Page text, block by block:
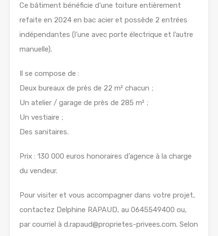
Ce bâtiment bénéficie d’une toiture entièrement
refaite en 2024 en bac acier et possède 2 entrées
indépendantes (l’une avec porte électrique et l’autre
manuelle).
Il se compose de :
Deux bureaux de près de 22 m² chacun ;
Un atelier / garage de près de 285 m² ;
Un vestiaire ;
Des sanitaires.
Prix : 130 000 euros honoraires d’agence à la charge
du vendeur.
Pour visiter et vous accompagner dans votre projet,
contactez Delphine RAPAUD, au 0645549400 ou,
par courriel à d.rapaud@proprietes-privees.com. Selon